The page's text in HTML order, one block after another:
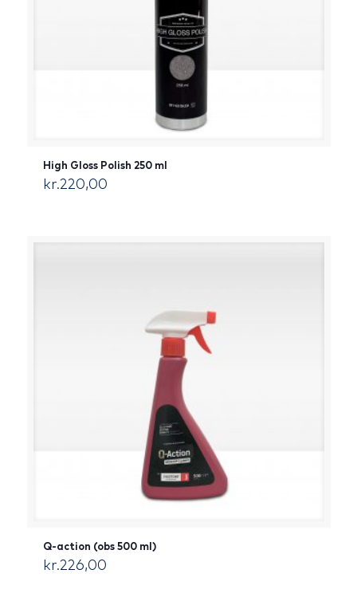
High Gloss Polish 250 ml
kr.220,00
Q-action (obs 500 ml)
kr.226,00